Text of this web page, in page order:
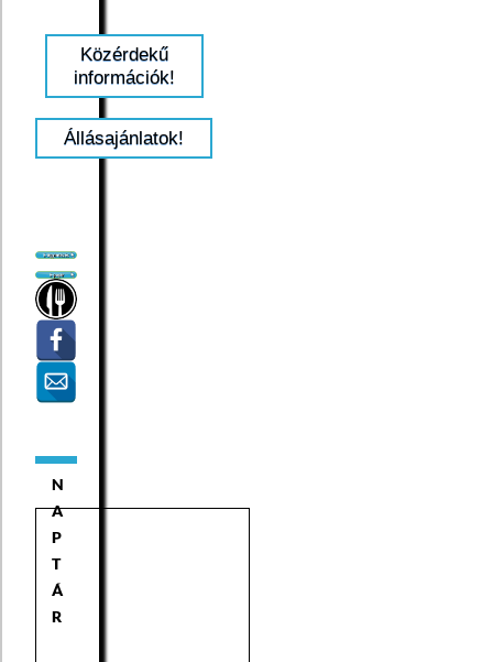
Közérdekű
információk!
Állásajánlatok!
N
A
P
T
Á
R